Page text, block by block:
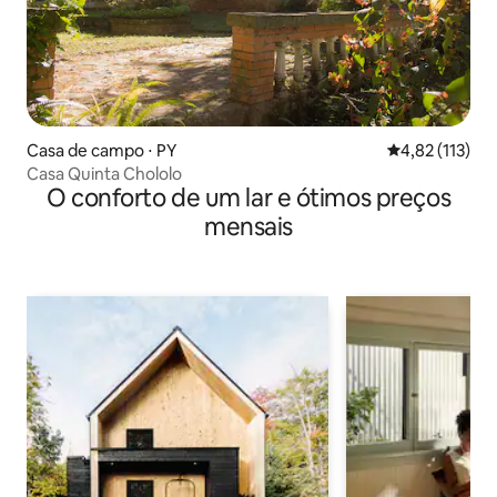
Casa de campo ⋅ PY 4,82 de uma
4,82 (113)
Casa Quinta Chololo
O conforto de um lar e ótimos preços
mensais